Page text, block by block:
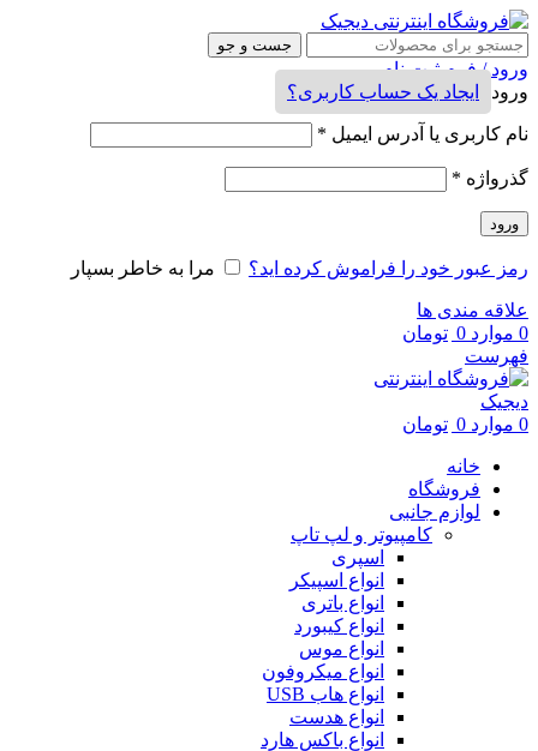
جست و جو
ورود / فرم ثبت نام
ورود
ایجاد یک حساب کاربری؟
نام کاربری یا آدرس ایمیل *
گذرواژه *
ورود
رمز عبور خود را فراموش کرده اید؟ مرا به خاطر بسپار
علاقه مندی ها
0 موارد 0 تومان
فهرست
0 موارد 0 تومان
خانه
فروشگاه
لوازم جانبی
کامپیوتر و لپ تاپ
اسپری
انواع اسپیکر
انواع باتری
انواع کیبورد
انواع موس
انواع میکروفون
انواع هاب USB
انواع هدست
انواع باکس هارد